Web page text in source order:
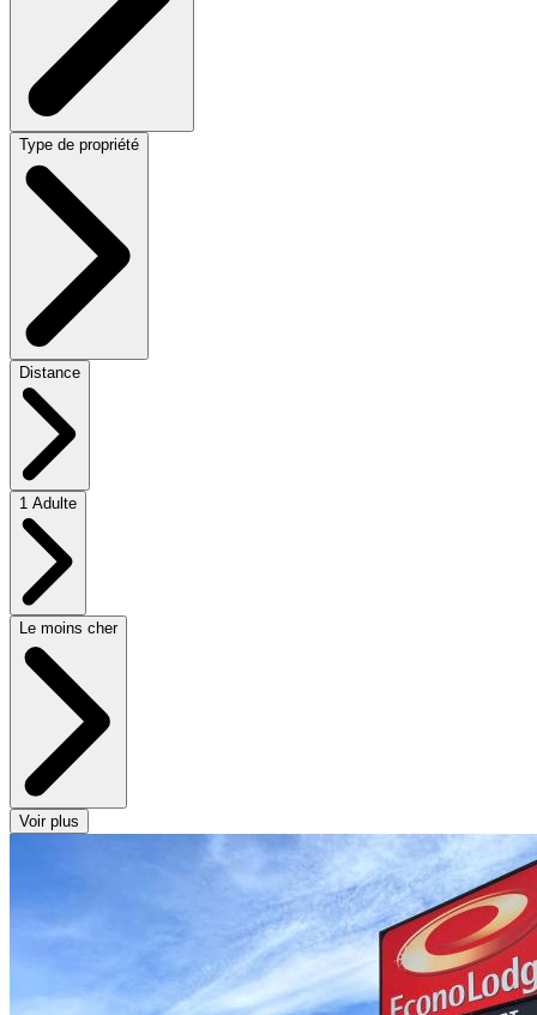
Type de propriété
Distance
1 Adulte
Le moins cher
Voir plus